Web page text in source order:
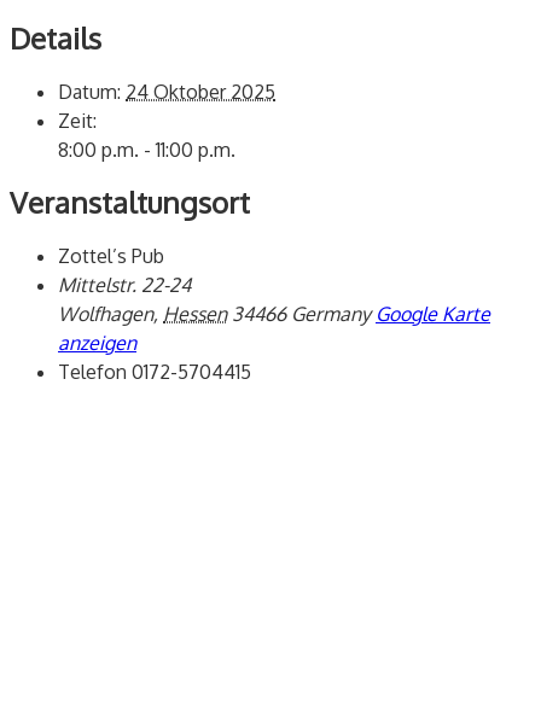
Details
Datum: 24 Oktober 2025
Zeit:
8:00 p.m. - 11:00 p.m.
Veranstaltungsort
Zottel’s Pub
Mittelstr. 22-24
Wolfhagen, Hessen 34466 Germany Google Karte
anzeigen
Telefon 0172-5704415